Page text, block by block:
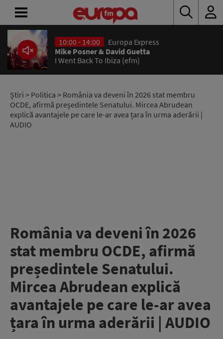
10:00 - 14:00
Europa Express
Mike Posner & David Guetta
I Went Back To Ibiza (efm)
Știri > Politica > România va deveni în 2026 stat membru
OCDE, afirmă președintele Senatului. Mircea Abrudean
explică avantajele pe care le-ar avea țara în urma aderării |
AUDIO
România va deveni în 2026
stat membru OCDE, afirmă
președintele Senatului.
Mircea Abrudean explică
avantajele pe care le-ar avea
țara în urma aderării | AUDIO
ACASĂ
ȘTIRI
RADIO
CONCURSURI